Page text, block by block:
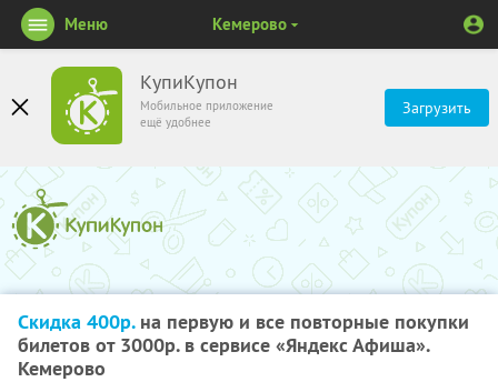
КупиКупон
Мобильное приложение
ещё удобнее
Загрузить
Меню Кемерово
Скидка 400р.на первую и все повторные покупки
билетов от 3000р. в сервисе «Яндекс Афиша».
Кемерово